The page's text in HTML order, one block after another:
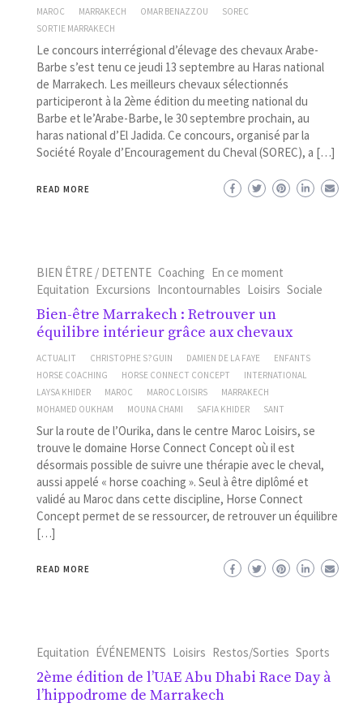
MAROC MARRAKECH OMAR BENAZZOU
SOREC
SORTIE MARRAKECH
Le concours interrégional d’élevage des chevaux Arabe-
Barbe s’est tenu ce jeudi 13 septembre au Haras national
de Marrakech. Les meilleurs chevaux sélectionnés
participeront à la 2ème édition du meeting national du
Barbe et le’Arabe-Barbe, le 30 septembre prochain, au
haras national d’El Jadida. Ce concours, organisé par la
Société Royale d’Encouragement du Cheval (SOREC), a […]
READ MORE
BIEN ÊTRE / DETENTE Coaching En ce moment
Equitation Excursions Incontournables Loisirs Sociale
Bien-être Marrakech : Retrouver un
équilibre intérieur grâce aux chevaux
ACTUALIT CHRISTOPHE S?GUIN DAMIEN DE LA FAYE
ENFANTS
HORSE COACHING
HORSE CONNECT CONCEPT
INTERNATIONAL
LAYSA KHIDER
MAROC MAROC LOISIRS
MARRAKECH
MOHAMED OUKHAM
MOUNA CHAMI SAFIA KHIDER SANT
Sur la route de l’Ourika, dans le centre Maroc Loisirs, se
trouve le domaine Horse Connect Concept où il est
désormais possible de suivre une thérapie avec le cheval,
aussi appelé « horse coaching ». Seul à être diplômé et
validé au Maroc dans cette discipline, Horse Connect
Concept permet de se ressourcer, de retrouver un équilibre
[…]
READ MORE
Equitation ÉVÉNEMENTS Loisirs Restos/Sorties Sports
2ème édition de l’UAE Abu Dhabi Race Day à
l’hippodrome de Marrakech